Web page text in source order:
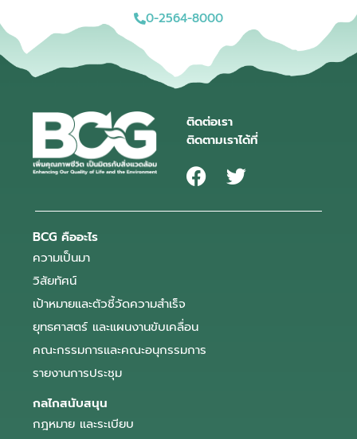
0-2564-8000
ติดต่อเรา
ติดตามเราได้ที่
BCG คืออะไร
ความเป็นมา
วิสัยทัศน์
เป้าหมายและตัวชี้วัดความสำเร็จ
ยุทธศาสตร์ และแผนงานขับเคลื่อน
คณะกรรมการและคณะอนุกรรมการ
รายงานการประชุม
กลไกสนับสนุน
กฎหมาย และระเบียบ